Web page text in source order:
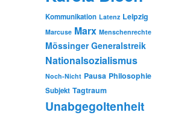
Kommunikation Latenz Leipzig
Marcuse Marx Menschenrechte
Mössinger Generalstreik
Nationalsozialismus
Noch-Nicht Pausa Philosophie
Subjekt Tagtraum
Unabgegoltenheit